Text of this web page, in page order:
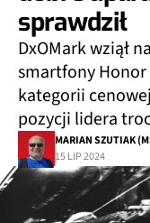
sprawdził
DxOMark wziął
smartfony Honor
kategorii
pozycji lidera
MARIAN SZUTIAK
15 LIP 2024